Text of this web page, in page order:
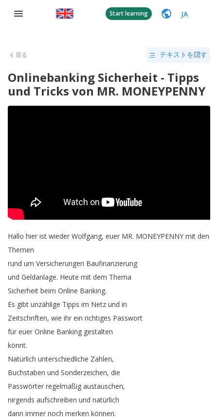
Start learning JA
戻る テキストを隠す
Onlinebanking Sicherheit - Tipps
und Tricks von MR. MONEYPENNY
Hallo hier ist wieder Wolfgang, euer MR. MONEYPENNY mit den
Themen
rund um Versicherungen Baufinanzierung
und Geldanlage. Heute mit dem Thema
Sicherheit beim Online Banking.
Es gibt unzählige Tipps im Netz und in
Zeitschriften, wie ihr ein richtiges Passwort
für euer Online Banking gestalten
könnt.
Natürlich unterschiedliche Zahlen,
Buchstaben und Sonderzeichen, die
Passwörter regelmäßig austauschen,
nirgends aufschreiben und natürlich
dann immer noch merken können.